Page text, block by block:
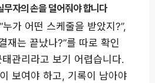
자의 손을 덜어줘야 합니다
가 어떤 스케줄을 받았지?”,
재는 끝났나?”를 따로 확인
관리라고 보기 어렵습니다.
보여야 하고, 기록이 남아야